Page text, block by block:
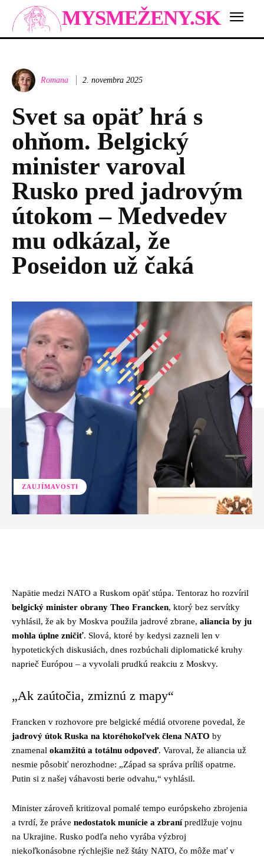
MYSMEŽENY.SK
Romana 2. novembra 2025
Svet sa opäť hrá s
ohňom. Belgický
minister varoval
Rusko pred jadrovým
útokom – Medvedev
mu odkázal, že
Poseidon už čaká
ZAUJÍMAVOSTI
Napätie medzi NATO a Ruskom opäť stúpa. Tentoraz ho rozvíril
belgický minister obrany Theo Francken, ktorý bez servítky
vyhlásil, že ak by Moskva použila jadrové zbrane, aliancia by ju
mohla úplne zničiť. Slová, ktoré by kedysi zazneli len v
hypotetických diskusiách, dnes rozbúchali diplomatické kruhy
naprieč Európou – a vyvolali prudkú reakciu z Moskvy.
„Ak zaútočia, zmiznú z mapy“
Francken v rozhovore pre belgické médiá otvorene povedal, že
jadrový útok Ruska na ktoréhokoľvek člena NATO by
znamenal okamžitú a totálnu odpoveď. Varoval, že aliancia už
nesmie pôsobiť nerozhodne: „Západ sa správa príliš opatrne.
Putin si z našej váhavosti berie odvahu,“ vyhlásil.
Minister zároveň kritizoval pomalé tempo európskeho zbrojenia
a tvrdí, že práve nedostatok munície a zbranípredlžuje vojnu
na Ukrajine. Rusko podľa neho vyrába výzbroj
niekoľkonásobne rýchlejšie než štáty NATO, čo môže mať v